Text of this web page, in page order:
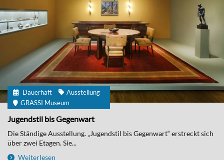
Dauerhaft
Ausstellung
GRASSI Museum
Jugendstil bis Gegenwart
Die Ständige Ausstellung. „Jugendstil bis Gegenwart“ erstreckt sich
über zwei Etagen. Sie...
Weiterlesen